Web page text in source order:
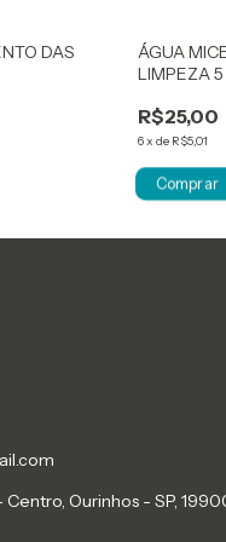
DAS
ÁGUA
LIMPEZA 5
R$25,00
6x de R$5,01
Centro, Ourinhos - SP,